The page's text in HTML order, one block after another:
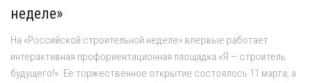
неделе»
На «Российской строительной неделе» впервые работает
интерактивная профориентационная площадка «Я — строитель
будущего!». Ее торжественное открытие состоялось 11 марта, а